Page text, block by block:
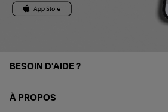
BESOIN D'AIDE ?
À PROPOS